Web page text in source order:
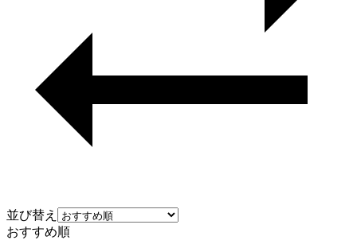
並び替え
おすすめ順